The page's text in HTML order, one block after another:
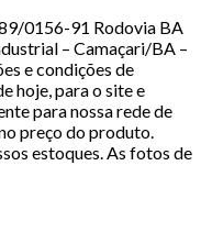
0156-91 Rodovia BA
– Camaçari/BA –
e condições de
hoje, para o site e
para nossa rede de
preço do produto.
estoques. As fotos de